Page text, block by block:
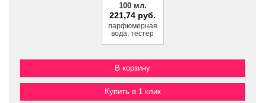
100 мл.
221,74 руб.
парфюмерная
вода, тестер
Купить в 1 клик